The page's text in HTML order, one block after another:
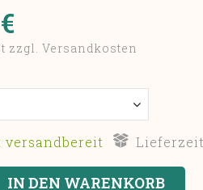
zzgl. Versandkosten
versandbereit